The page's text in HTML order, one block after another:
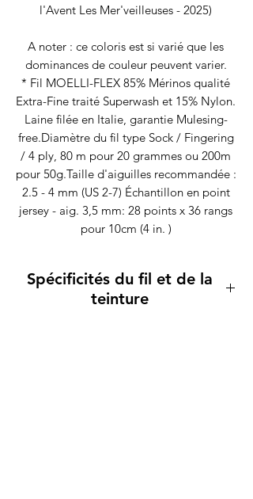
l'Avent Les Mer'veilleuses - 2025)
A noter : ce coloris est si varié que les
dominances de couleur peuvent varier.
* Fil MOELLI-FLEX 85% Mérinos qualité
Extra-Fine traité Superwash et 15% Nylon.
Laine filée en Italie, garantie Mulesing-
free.Diamètre du fil type Sock / Fingering
/ 4 ply, 80 m pour 20 grammes ou 200m
pour 50g.Taille d'aiguilles recommandée :
2.5 - 4 mm (US 2-7) Échantillon en point
jersey - aig. 3,5 mm: 28 points x 36 rangs
pour 10cm (4 in. )
Spécificités du fil et de la
teinture